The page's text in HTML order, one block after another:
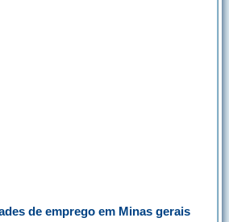
de emprego em Minas gerais